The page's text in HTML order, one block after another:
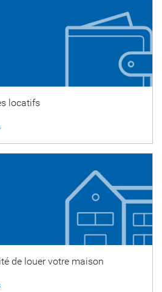
locatifs
de louer votre maison